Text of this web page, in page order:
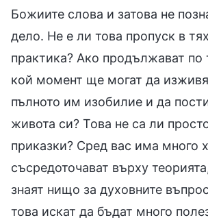
Божиите слова и затова не
дело. Не е ли това пропуск в
практика? Ако продължават по
кой момент ще могат да
пълното им изобилие и да
живота си? Това не са ли
приказки? Сред вас има много
съсредоточават върху
знаят нищо за духовните
това искат да бъдат много